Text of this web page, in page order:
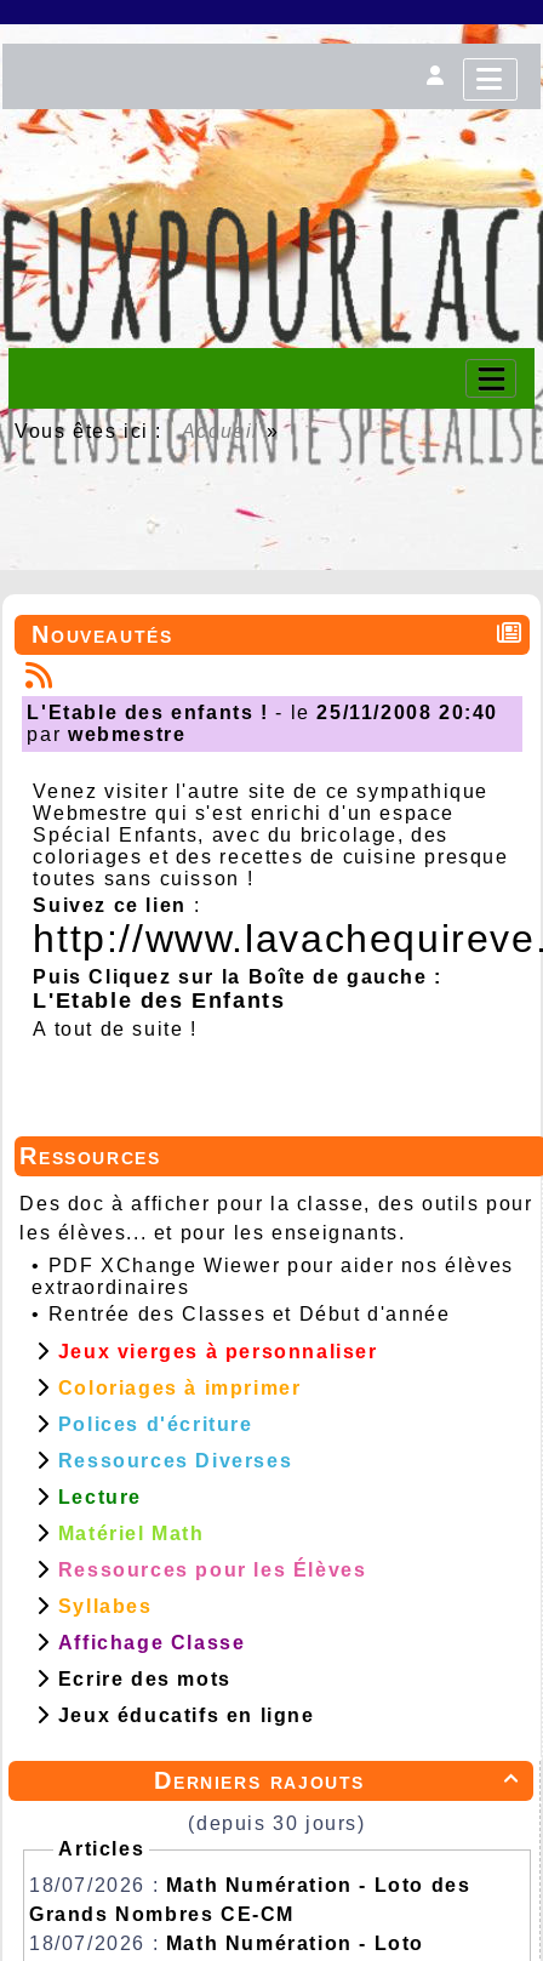
Vous êtes ici :Accueil»

Derniers rajouts
(depuis 30 jours)
Articles
18/07/2026 :
Math Numération - Loto des
Grands Nombres CE-CM
18/07/2026 :
Math Numération - Loto
Nouveautés
L'Etable des enfants ! - le25/11/2008 20:40
par webmestre
Venez visiter l'autre site de ce sympathique
Webmestre qui s'est enrichi d'un espace
Spécial Enfants, avec du bricolage, des
coloriages et des recettes de cuisine presque
toutes sans cuisson !
Suivez ce lien :
http://
Puis Cliquez sur la Boîte de gauche :
L'Etable des Enfants
A tout de suite !
Ressources
Des doc à afficher pour la classe, des outils pour
les élèves... et pour les enseignants.
•
PDF XChange Wiewer pour aider nos élèves
extraordinaires
•
Rentrée des Classes et Début d'année
Jeux vierges à personnaliser
Coloriages à imprimer
Polices d'écriture
Ressources Diverses
Lecture
Matériel Math
Ressources pour les Élèves
Syllabes
Affichage Classe
Ecrire des mots
Jeux éducatifs en ligne